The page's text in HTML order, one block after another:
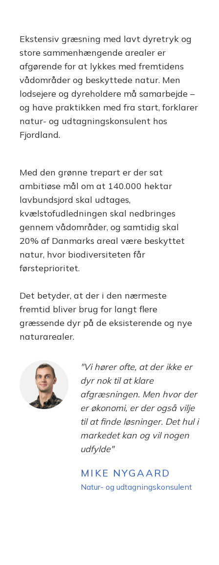
Ekstensiv græsning med lavt dyretryk og
store sammenhængende arealer er
afgørende for at lykkes med fremtidens
vådområder og beskyttede natur. Men
lodsejere og dyreholdere må samarbejde –
og have praktikken med fra start, forklarer
natur- og udtagningskonsulent hos
Fjordland.
Med den grønne trepart er der sat
ambitiøse mål om at 140.000 hektar
lavbundsjord skal udtages,
kvælstofudledningen skal nedbringes
gennem vådområder, og samtidig skal
20% af Danmarks areal være beskyttet
natur, hvor biodiversiteten får
førsteprioritet.
Det betyder, at der i den nærmeste
fremtid bliver brug for langt flere
græssende dyr på de eksisterende og nye
naturarealer.
"Vi hører ofte, at der ikke er
dyr nok til at klare
afgræsningen. Men hvor der
er økonomi, er der også vilje
til at finde løsninger. Det hul i
markedet kan og vil nogen
udfylde"
MIKE NYGAARD
Natur- og udtagningskonsulent